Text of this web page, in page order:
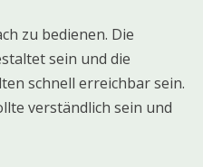
zu bedienen. Die
sein und die
schnell erreichbar sein.
verständlich sein und